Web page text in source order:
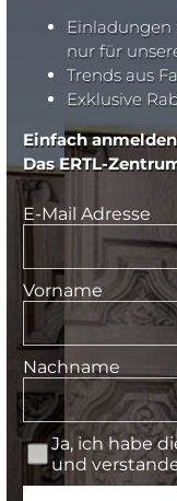
Einladungen
nur für
Trends aus
Exklusive
Einfach
Das ERTL-
E-Mail Adresse
Vorname
Nachname
Ja, ich habe
und